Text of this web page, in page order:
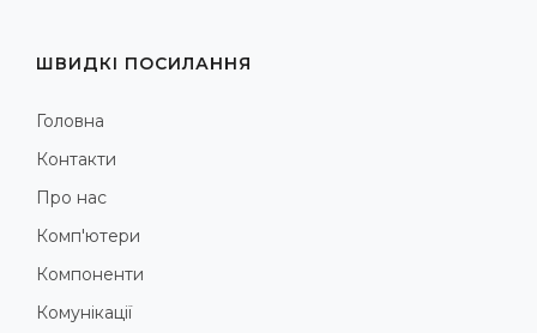
ШВИДКІ ПОСИЛАННЯ
Головна
Контакти
Про нас
Комп'ютери
Компоненти
Комунікації